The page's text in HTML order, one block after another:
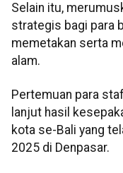
Selain itu,
strategis bagi para
memetakan serta
alam.
Pertemuan para
lanjut hasil
kota se-Bali yang
2025 di Denpasar.